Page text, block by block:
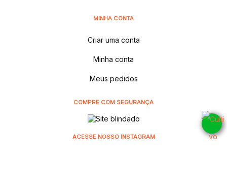
MINHA CONTA
Criar uma conta
Minha conta
Meus pedidos
COMPRE COM SEGURANÇA
ACESSE NOSSO INSTAGRAM